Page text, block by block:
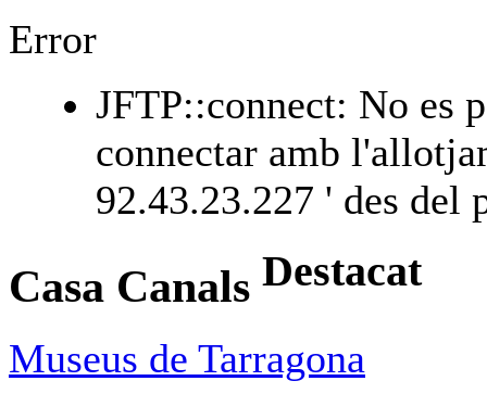
Error
JFTP::connect: No es
connectar amb
92.43.23.227 ' des del
Casa Canals Destacat
Museus de Tarragona